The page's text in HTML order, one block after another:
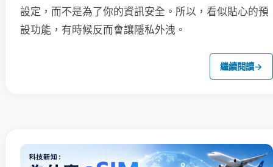
設定，而不是為了你的資訊安全。所以，看似貼心的預
設功能，有時候反而會讓隱私外洩。
繼續閱讀→